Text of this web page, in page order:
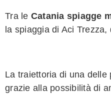
Tra le Catania spiagge
la spiaggia di Aci
La traiettoria di una delle
grazie alla possibilità di